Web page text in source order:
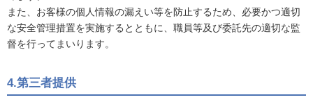
また、お客様の個人情報の漏えい等を防止するため、必要かつ適切
な安全管理措置を実施するとともに、職員等及び委託先の適切な監
督を行ってまいります。
4.第三者提供